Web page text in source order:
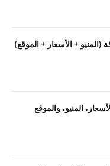
(المنيو + الأسعار + الموقع)
المنيو، والموقع